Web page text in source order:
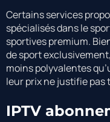
Certains services
spécialisés dans le
sportives premium.
de sport
moins polyvalentes
leur prix ne justifie
IPTV